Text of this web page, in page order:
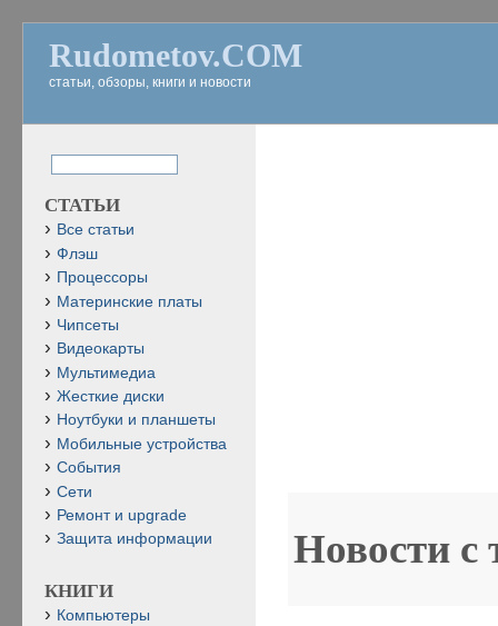
Rudometov.COM
статьи, обзоры, книги и новости
Новости с
СТАТЬИ
Все статьи
Флэш
Процессоры
Материнские платы
Чипсеты
Видеокарты
Мультимедиа
Жесткие диски
Ноутбуки и планшеты
Мобильные устройства
События
Сети
Ремонт и upgrade
Защита информации
КНИГИ
Компьютеры